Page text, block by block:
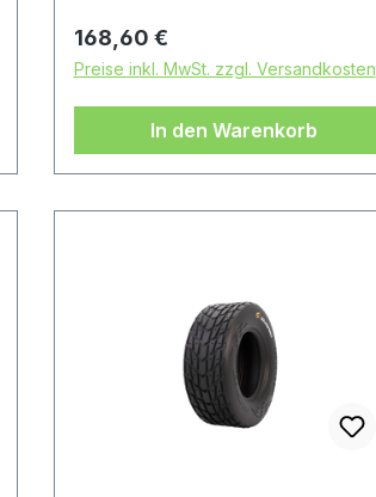
Regulärer Preis:
168,60 €
Preise inkl. MwSt. zzgl. Versandkosten
In den Warenkorb